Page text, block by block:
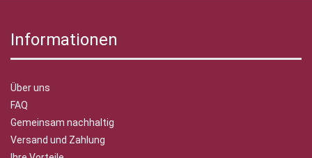
Informationen
Über uns
FAQ
Gemeinsam nachhaltig
Versand und Zahlung